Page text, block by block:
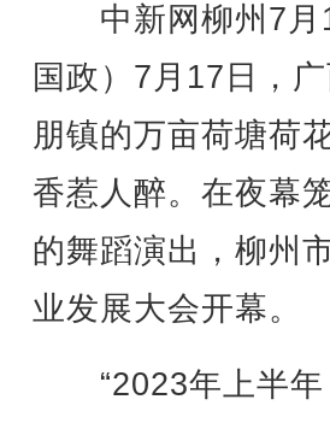
中新网柳州7月
国政）7月17日，
朋镇的万亩荷塘荷
香惹人醉。在夜幕
的舞蹈演出，柳州
业发展大会开幕。
“2023年上半年